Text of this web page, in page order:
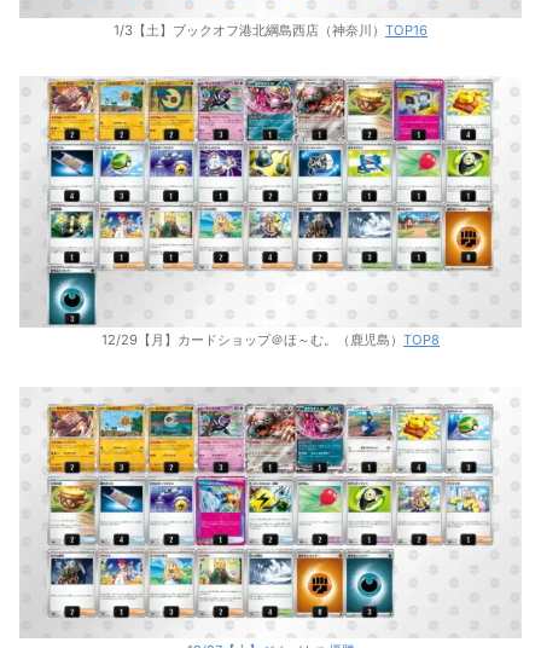
1/3【土】ブックオフ港北綱島西店（神奈川） TOP16
12/29【月】カードショップ＠ほ～む。（鹿児島） TOP8